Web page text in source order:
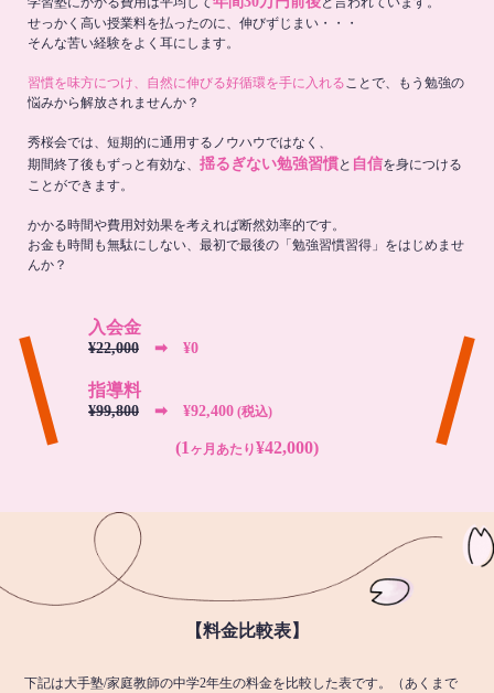
せっかく高い授業料を払ったのに、伸びずじまい・・・
そんな苦い経験をよく耳にします。
習慣を味方につけ、自然に伸びる好循環を手に入れることで、もう勉強の
悩みから解放されませんか？
秀桜会では、短期的に通用するノウハウではなく、
期間終了後もずっと有効な、 揺るぎない勉強習慣と 自信を身につける
ことができます。
かかる時間や費用対効果を考えれば断然効率的です。
お金も時間も無駄にしない、最初で最後の「勉強習慣習得」をはじめませ
んか？
入会金
¥22,000 ➡︎ ¥0
指導料
¥99,800 ➡︎ ¥92,400 (税込)
(1 ヶ月あたり¥42,000)
【料金比較表】
下記は大手塾/家庭教師の中学2年生の料金を比較した表です。（あくまで